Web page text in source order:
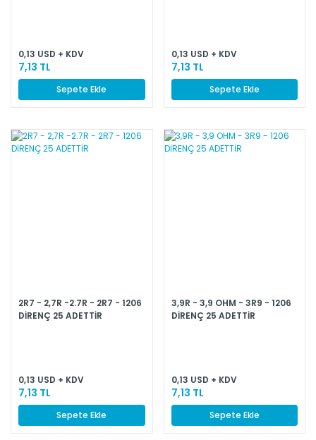
0,13 USD + KDV
7,13 TL
Sepete Ekle
0,13 USD + KDV
7,13 TL
Sepete Ekle
2R7 - 2,7R -2.7R - 2R7 - 1206
DİRENÇ 25 ADETTİR
0,13 USD + KDV
7,13 TL
Sepete Ekle
3,9R - 3,9 OHM - 3R9 - 1206
DİRENÇ 25 ADETTİR
0,13 USD + KDV
7,13 TL
Sepete Ekle